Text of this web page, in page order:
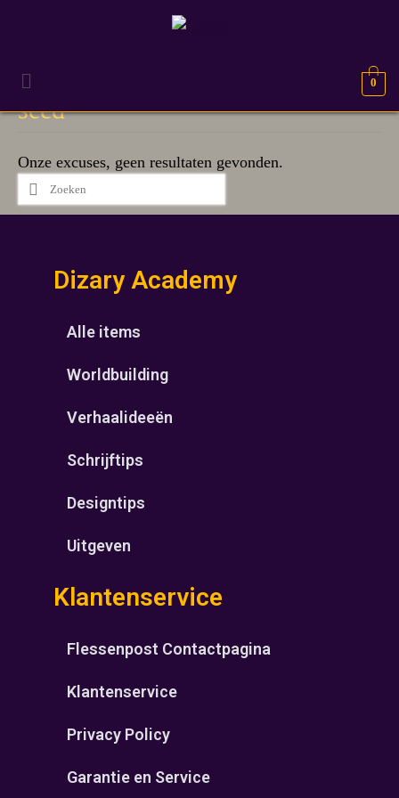
0
seed
Onze excuses, geen resultaten gevonden.
Dizary Academy
Alle items
Worldbuilding
Verhaalideeën
Schrijftips
Designtips
Uitgeven
Klantenservice
Flessenpost Contactpagina
Klantenservice
Privacy Policy
Garantie en Service